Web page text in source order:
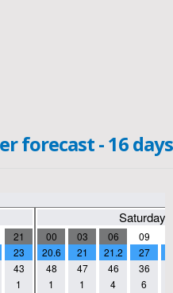
forecast - 16 days